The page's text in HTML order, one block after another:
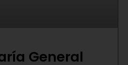
General